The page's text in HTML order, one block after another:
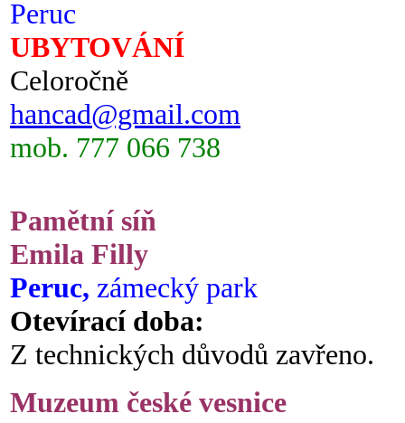
Peruc
UBYTOVÁNÍ
Celoročně
hancad@gmail.com
mob. 777 066 738
Pamětní síň
Emila Filly
Peruc, zámecký park
Otevírací doba:
Z technických důvodů zavřeno.
Muzeum české vesnice